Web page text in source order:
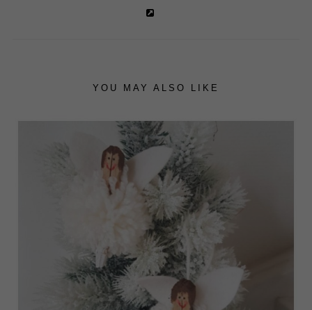
YOU MAY ALSO LIKE